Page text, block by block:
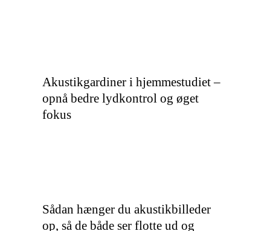
Akustikgardiner i hjemmestudiet –
opnå bedre lydkontrol og øget
fokus
Sådan hænger du akustikbilleder
op, så de både ser flotte ud og